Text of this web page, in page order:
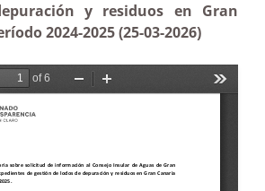
y residuos en Gran
2024-2025 (25-03-2026)